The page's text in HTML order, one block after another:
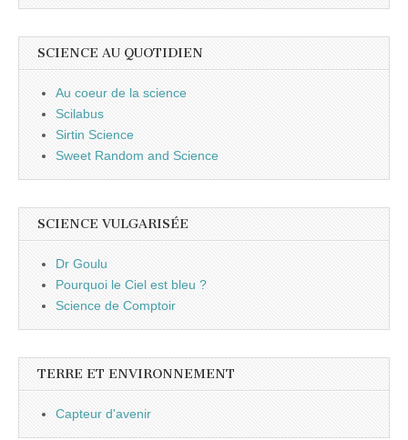
SCIENCE AU QUOTIDIEN
Au coeur de la science
Scilabus
Sirtin Science
Sweet Random and Science
SCIENCE VULGARISÉE
Dr Goulu
Pourquoi le Ciel est bleu ?
Science de Comptoir
TERRE ET ENVIRONNEMENT
Capteur d'avenir